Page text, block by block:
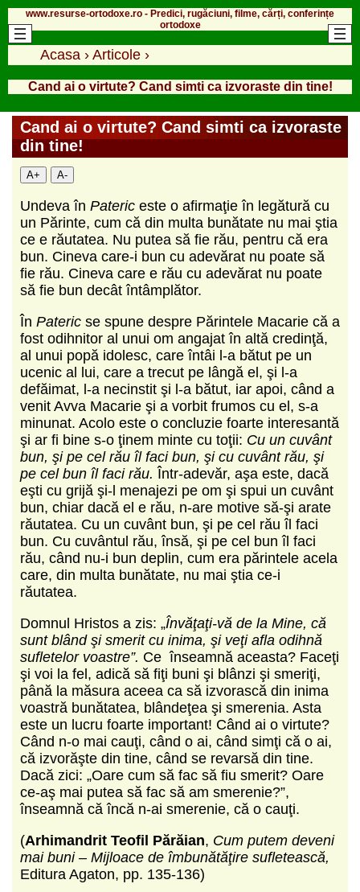
www.resurse-ortodoxe.ro - Predici, rugăciuni, filme, cărți, conferințe
ortodoxe
Acasa › Articole ›
Cand ai o virtute? Cand simti ca izvoraste din tine!
Cand ai o virtute? Cand simti ca izvoraste
din tine!
A+ A-
Undeva în Pateric este o afirmaţie în legătură cu
un Părinte, cum că din multa bunătate nu mai ştia
ce e răutatea. Nu putea să fie rău, pentru că era
bun. Cineva care-i bun cu adevărat nu poate să
fie rău. Cineva care e rău cu adevărat nu poate
să fie bun decât întâmplător.
În Pateric se spune despre Părintele Macarie că a
fost odihnitor al unui om angajat în altă credinţă,
al unui popă idolesc, care întâi l-a bătut pe un
ucenic al lui, care a trecut pe lângă el, şi l-a
defăimat, l-a necinstit şi l-a bătut, iar apoi, când a
venit Avva Macarie şi a vorbit frumos cu el, s-a
minunat. Acolo este o concluzie foarte interesantă
şi ar fi bine s-o ţinem minte cu toţii: Cu un cuvânt
bun, şi pe cel rău îl faci bun, şi cu cuvânt rău, şi
pe cel bun îl faci rău.Într-adevăr, aşa este, dacă
eşti cu grijă şi-l menajezi pe om şi spui un cuvânt
bun, chiar dacă el e rău, n-are motive să-şi arate
răutatea. Cu un cuvânt bun, şi pe cel rău îl faci
bun. Cu cuvântul rău, însă, şi pe cel bun îl faci
rău, când nu-i bun deplin, cum era părintele acela
care, din multa bunătate, nu mai ştia ce-i
răutatea.
Domnul Hristos a zis: „Învăţaţi-vă de la Mine, că
sunt blând şi smerit cu inima, şi veţi afla odihnă
sufletelor voastre”. Ce înseamnă aceasta? Faceţi
şi voi la fel, adică să fiţi buni şi blânzi şi smeriţi,
până la măsura aceea ca să izvorască din inima
voastră bunătatea, blândeţea şi smerenia. Asta
este un lucru foarte important! Când ai o virtute?
Când n-o mai cauţi, când o ai, când simţi că o ai,
că izvorăşte din tine, când se revarsă din tine.
Dacă zici: „Oare cum să fac să fiu smerit? Oare
ce-aş mai putea să fac să am smerenie?”,
înseamnă că încă n-ai smerenie, că o cauţi.
(Arhimandrit Teofil Părăian, Cum putem deveni
mai buni – Mijloace de îmbunătăţire sufletească,
Editura Agaton, pp. 135-136)